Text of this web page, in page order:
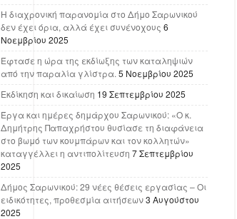
Η διαχρονική παρανομία στο Δήμο Σαρωνικού
δεν έχει όρια, αλλά έχει συνένοχους 6
Νοεμβρίου 2025
Έφτασε η ώρα της εκδίωξης των καταληψιών
από την παραλία γλίστρα. 5 Νοεμβρίου 2025
Εκδίκηση και δικαίωση 19 Σεπτεμβρίου 2025
Έργα και ημέρες δημάρχου Σαρωνικού: «Ο κ.
Δημήτρης Παπαχρήστου θυσίασε τη διαφάνεια
στο βωμό των κουμπάρων και τον κολλητών»
καταγγέλλει η αντιπολίτευση 7 Σεπτεμβρίου
2025
Δήμος Σαρωνικού: 29 νέες θέσεις εργασίας – Οι
ειδικότητες, προθεσμία αιτήσεων3 Αυγούστου
2025